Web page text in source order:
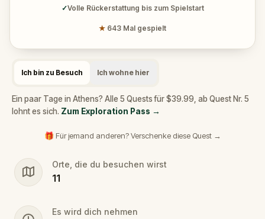
✓Volle Rückerstattung bis zum Spielstart
★ 643 Mal gespielt
Ich bin zu Besuch Ich wohne hier
Ein paar Tage in Athens? Alle 5 Quests für $39.99, ab Quest Nr. 5
lohnt es sich. Zum Exploration Pass →
🎁 Für jemand anderen? Verschenke diese Quest →
Orte, die du besuchen wirst
11
Es wird dich nehmen